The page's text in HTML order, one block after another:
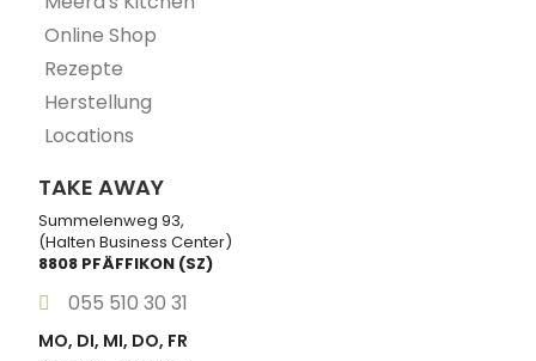
Online Shop
Rezepte
Herstellung
Locations
TAKE AWAY
Summelenweg 93,
(Halten Business Center)
8808 PFÄFFIKON (SZ)
055 510 30 31
MO, DI, MI, DO, FR